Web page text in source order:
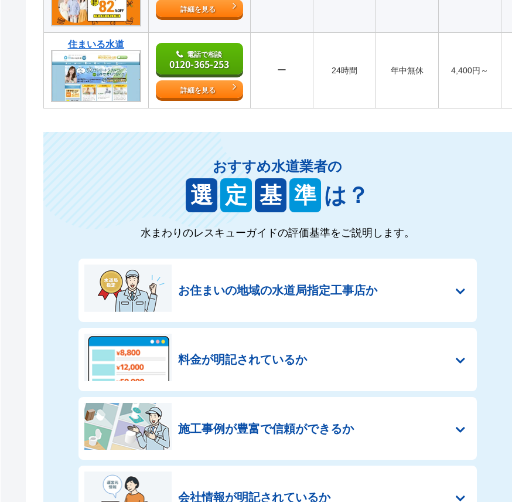
詳細を見る
住まいる水道
電話で相談
0120-365-253
詳細を見る
ー 24時間 年中無休 4,400円～
おすすめ水道業者の
選 定 基 準 は？
水まわりのレスキューガイドの評価基準をご説明します。
お住まいの地域の水道局指定工事店か
料金が明記されているか
施工事例が豊富で信頼ができるか
会社情報が明記されているか